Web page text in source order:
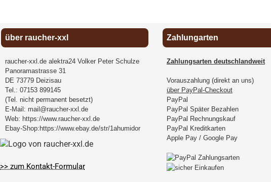
über raucher-xxl
raucher-xxl.de alektra24 Volker Peter Schulze
Panoramastrasse 31
DE 73779 Deizisau
Tel.: 07153 899145
(Tel. nicht permanent besetzt)
E-Mail: mail@raucher-xxl.de
Web: https://www.raucher-xxl.de
Ebay-Shop: https://www.ebay.de/str/1ahumidor
>> zum Kontakt-Formular
Zahlungarten
Zahlungsarten deutschlandweit
Vorauszahlung (direkt an uns)
über PayPal-Checkout
PayPal
PayPal Später Bezahlen
PayPal Rechnungskauf
PayPal Kreditkarten
Apple Pay / Google Pay